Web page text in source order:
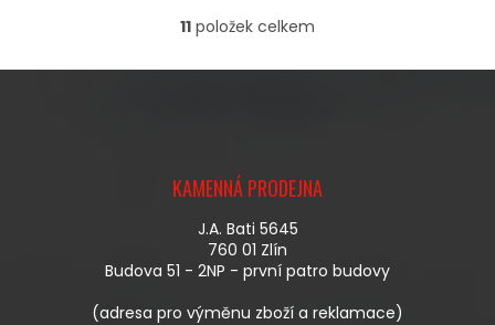
O
L
Í
P
R
V
K
V
11 položek celkem
KAMENNÁ PRODEJNA
J.A. Bati 5645
760 01 Zlín
Budova 51 - 2NP - první patro budovy
(adresa pro výměnu zboží a reklamace)